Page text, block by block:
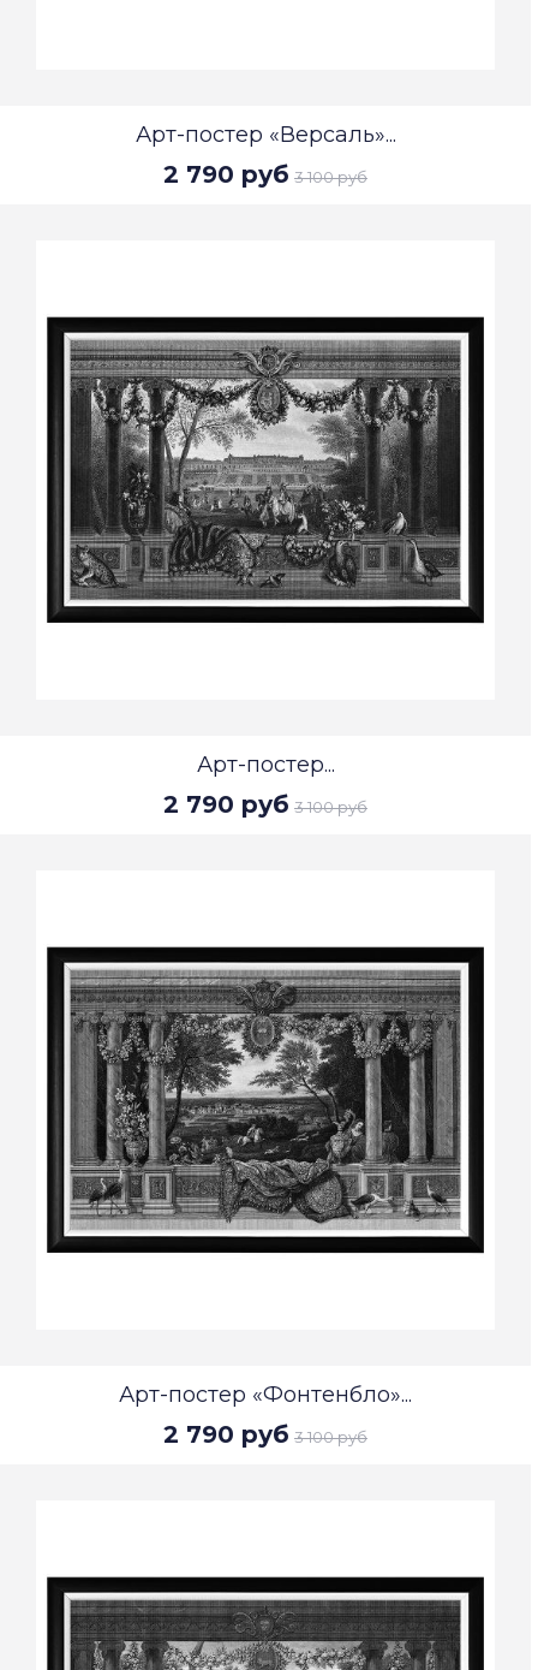
Арт-постер «Версаль»...
2 790 руб 3 100 руб
Арт-постер...
2 790 руб 3 100 руб
Арт-постер «Фонтенбло»...
2 790 руб 3 100 руб